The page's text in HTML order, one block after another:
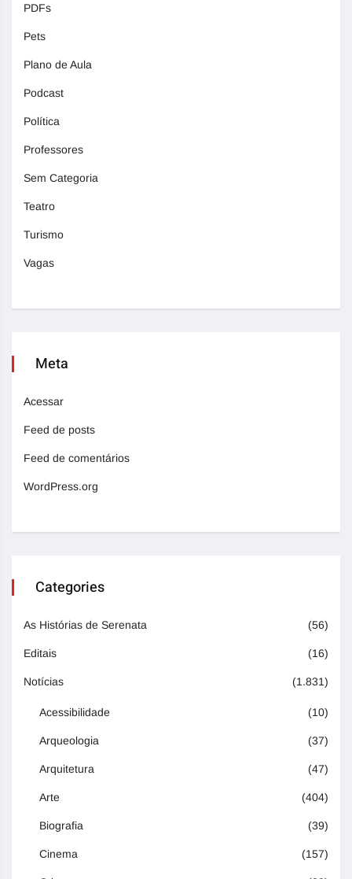
PDFs
Pets
Plano de Aula
Podcast
Política
Professores
Sem Categoria
Teatro
Turismo
Vagas
Meta
Acessar
Feed de posts
Feed de comentários
WordPress.org
Categories
As Histórias de Serenata (56)
Editais (16)
Notícias (1.831)
Acessibilidade (10)
Arqueologia (37)
Arquitetura (47)
Arte (404)
Biografia (39)
Cinema (157)